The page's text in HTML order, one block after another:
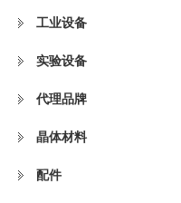
工业设备
实验设备
代理品牌
晶体材料
配件